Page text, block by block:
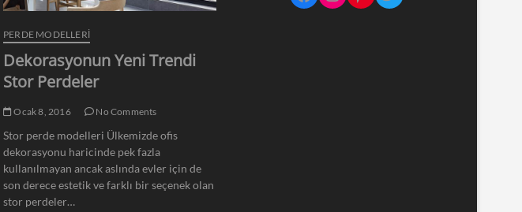
PERDE MODELLERI
Dekorasyonun Yeni Trendi
Stor Perdeler
Ocak 8, 2016 No Comments
Stor perde modelleri Ülkemizde ofis
dekorasyonu haricinde pek fazla
kullanılmayan ancak aslında evler için de
son derece estetik ve farklı bir seçenek olan
stor perdeler…